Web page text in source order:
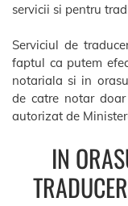
servicii si pentru
Serviciul de
faptul ca putem
notariala si in
de catre notar
autorizat de
IN